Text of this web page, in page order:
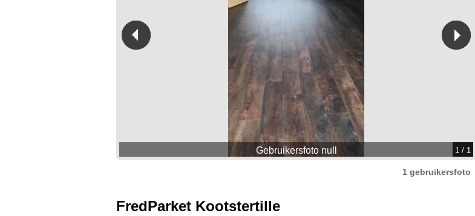
Gebruikersfoto null 1 / 1
1 gebruikersfoto
FredParket Kootstertille